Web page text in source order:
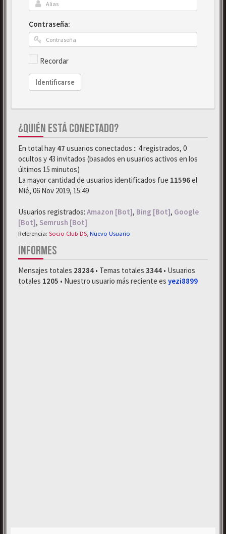
Contraseña:
Recordar
Identificarse
¿QUIÉN ESTÁ CONECTADO?
En total hay 47 usuarios conectados :: 4 registrados, 0
ocultos y 43 invitados (basados en usuarios activos en los
últimos 15 minutos)
La mayor cantidad de usuarios identificados fue 11596el
Mié, 06 Nov 2019, 15:49
Usuarios registrados: Amazon [Bot], Bing [Bot], Google
[Bot], Semrush [Bot]
Referencia: Socio Club DS Nuevo Usuario
INFORMES
Mensajes totales 28284 • Temas totales 3344 • Usuarios
totales 1205 • Nuestro usuario más reciente es yezi8899